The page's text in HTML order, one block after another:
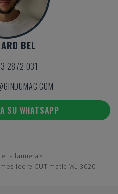
BEL
2872 031
SU WHATSAPP
lamiera
Icore CUT matic WJ 3020 |